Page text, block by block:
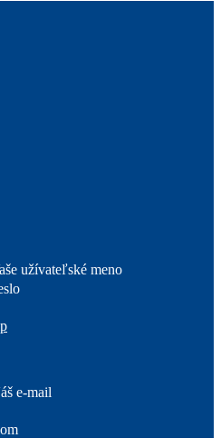
užívateľské meno
e-mail